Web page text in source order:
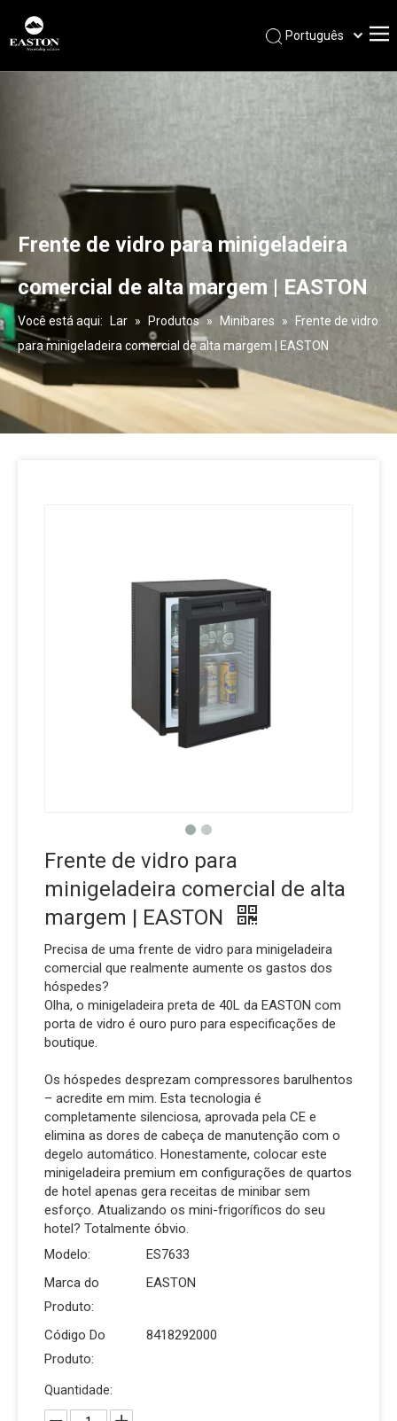
Português
Frente de vidro para minigeladeira
comercial de alta margem | EASTON
Você está aqui: Lar » Produtos » Minibares »
Frente de vidro
para minigeladeira comercial de alta margem | EASTON
Frente de vidro para
minigeladeira comercial de alta
margem | EASTON
Precisa de uma frente de vidro para minigeladeira
comercial que realmente aumente os gastos dos
hóspedes?
Olha, o minigeladeira preta de 40L da EASTON com
porta de vidro é ouro puro para especificações de
boutique.
Os hóspedes desprezam compressores barulhentos
– acredite em mim. Esta tecnologia é
completamente silenciosa, aprovada pela CE e
elimina as dores de cabeça de manutenção com o
degelo automático. Honestamente, colocar este
minigeladeira premium em configurações de quartos
de hotel apenas gera receitas de minibar sem
esforço. Atualizando os mini-frigoríficos do seu
hotel? Totalmente óbvio.
Modelo:
ES7633
Marca do
Produto:
EASTON
Código Do
Produto:
8418292000
Quantidade: